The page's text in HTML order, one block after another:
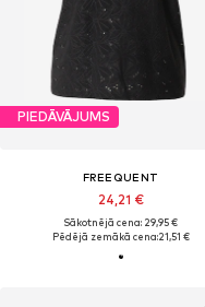
PIEDĀVĀJUMS
FREEQUENT
24,21 €
Sākotnējā cena: 29,95 €
Pēdējā zemākā cena:21,51 €